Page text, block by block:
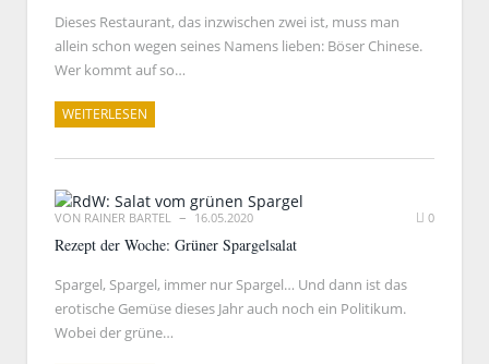
Dieses Restaurant, das inzwischen zwei ist, muss man
allein schon wegen seines Namens lieben: Böser Chinese.
Wer kommt auf so…
WEITERLESEN
VON RAINER BARTEL 16.05.2020 0
Rezept der Woche: Grüner Spargelsalat
Spargel, Spargel, immer nur Spargel… Und dann ist das
erotische Gemüse dieses Jahr auch noch ein Politikum.
Wobei der grüne…